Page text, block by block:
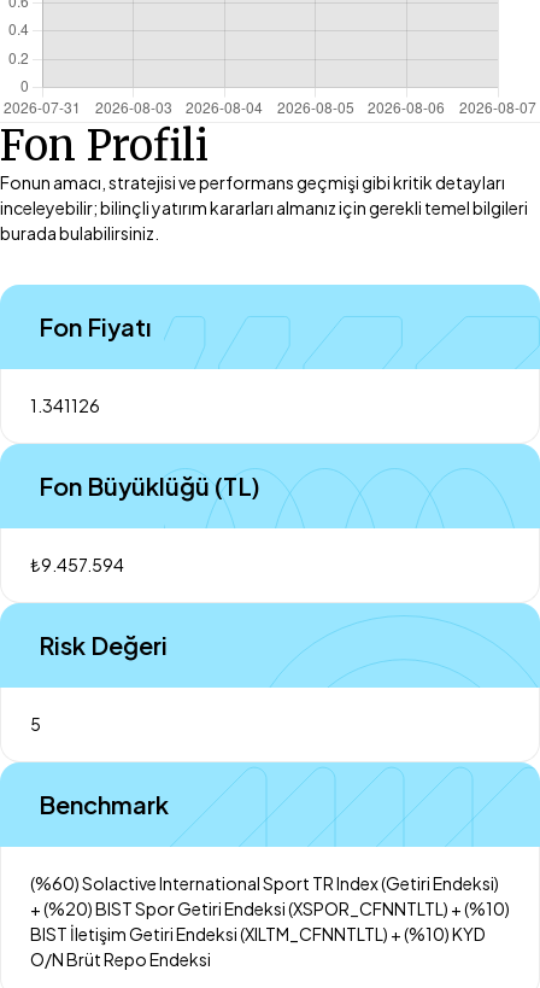
Fon Profili
Fonun amacı, stratejisi ve performans geçmişi gibi kritik detayları
inceleyebilir; bilinçli yatırım kararları almanız için gerekli temel bilgileri
burada bulabilirsiniz.
Fon Fiyatı
1.341126
Fon Büyüklüğü (TL)
₺9.457.594
Risk Değeri
5
Benchmark
(%60) Solactive International Sport TR Index (Getiri Endeksi)
+ (%20) BIST Spor Getiri Endeksi (XSPOR_CFNNTLTL) + (%10)
BIST İletişim Getiri Endeksi (XILTM_CFNNTLTL) + (%10) KYD
O/N Brüt Repo Endeksi